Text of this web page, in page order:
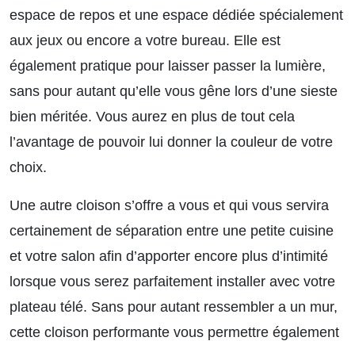
espace de repos et une espace dédiée spécialement
aux jeux ou encore a votre bureau. Elle est
également pratique pour laisser passer la lumière,
sans pour autant qu’elle vous gêne lors d’une sieste
bien méritée. Vous aurez en plus de tout cela
l’avantage de pouvoir lui donner la couleur de votre
choix.
Une autre cloison s’offre a vous et qui vous servira
certainement de séparation entre une petite cuisine
et votre salon afin d’apporter encore plus d’intimité
lorsque vous serez parfaitement installer avec votre
plateau télé. Sans pour autant ressembler a un mur,
cette cloison performante vous permettre également